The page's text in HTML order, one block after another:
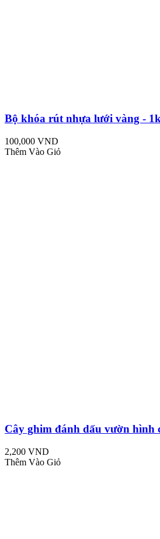
Bộ khóa rút nhựa lưới vàng -
100,000 VND
Thêm Vào Giỏ
Cây ghim đánh dấu vườn hình
2,200 VND
Thêm Vào Giỏ